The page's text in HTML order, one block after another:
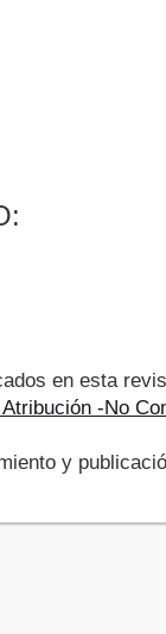
en esta
-No
y